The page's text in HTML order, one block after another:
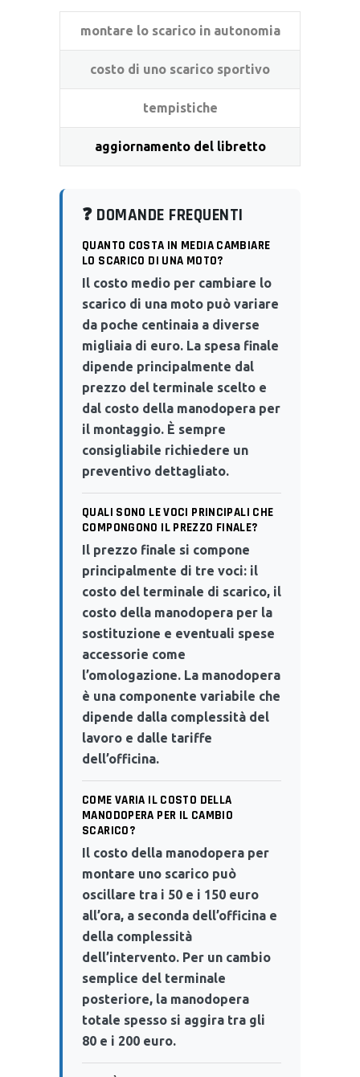
montare lo scarico in autonomia
costo di uno scarico sportivo
tempistiche
aggiornamento del libretto
❓ DOMANDE FREQUENTI
QUANTO COSTA IN MEDIA CAMBIARE
LO SCARICO DI UNA MOTO?
Il costo medio per cambiare lo
scarico di una moto può variare
da poche centinaia a diverse
migliaia di euro. La spesa finale
dipende principalmente dal
prezzo del terminale scelto e
dal costo della manodopera per
il montaggio. È sempre
consigliabile richiedere un
preventivo dettagliato.
QUALI SONO LE VOCI PRINCIPALI CHE
COMPONGONO IL PREZZO FINALE?
Il prezzo finale si compone
principalmente di tre voci: il
costo del terminale di scarico, il
costo della manodopera per la
sostituzione e eventuali spese
accessorie come
l’omologazione. La manodopera
è una componente variabile che
dipende dalla complessità del
lavoro e dalle tariffe
dell’officina.
COME VARIA IL COSTO DELLA
MANODOPERA PER IL CAMBIO
SCARICO?
Il costo della manodopera per
montare uno scarico può
oscillare tra i 50 e i 150 euro
all’ora, a seconda dell’officina e
della complessità
dell’intervento. Per un cambio
semplice del terminale
posteriore, la manodopera
totale spesso si aggira tra gli
80 e i 200 euro.